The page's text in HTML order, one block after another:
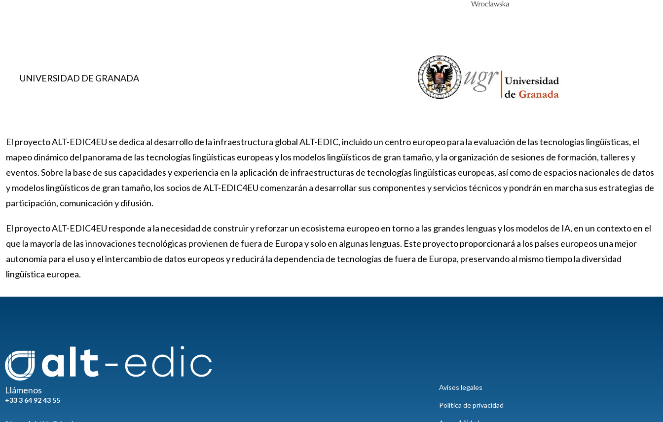
UNIVERSIDAD DE GRANADA
El proyecto ALT-EDIC4EU se dedica al desarrollo de la infraestructura global ALT-EDIC, incluido un centro europeo para la evaluación de las tecnologías lingüísticas, el
mapeo dinámico del panorama de las tecnologías lingüísticas europeas y los modelos lingüísticos de gran tamaño, y la organización de sesiones de formación, talleres y
eventos. Sobre la base de sus capacidades y experiencia en la aplicación de infraestructuras de tecnologías lingüísticas europeas, así como de espacios nacionales de datos
y modelos lingüísticos de gran tamaño, los socios de ALT-EDIC4EU comenzarán a desarrollar sus componentes y servicios técnicos y pondrán en marcha sus estrategias de
participación, comunicación y difusión.
El proyecto ALT-EDIC4EU responde a la necesidad de construir y reforzar un ecosistema europeo en torno a las grandes lenguas y los modelos de IA, en un contexto en el
que la mayoría de las innovaciones tecnológicas provienen de fuera de Europa y solo en algunas lenguas. Este proyecto proporcionará a los países europeos una mejor
autonomía para el uso y el intercambio de datos europeos y reducirá la dependencia de tecnologías de fuera de Europa, preservando al mismo tiempo la diversidad
lingüística europea.
Llámenos
+33 3 64 92 43 55
Avisos legales
Política de privacidad